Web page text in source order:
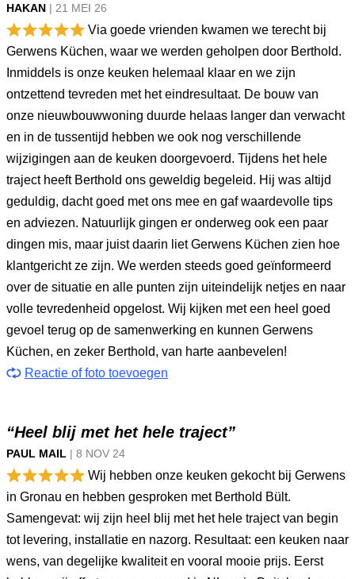
HAKAN | 21 MEI 26
Via goede vrienden kwamen we terecht bij
Gerwens Küchen, waar we werden geholpen door Berthold.
Inmiddels is onze keuken helemaal klaar en we zijn
ontzettend tevreden met het eindresultaat. De bouw van
onze nieuwbouwwoning duurde helaas langer dan verwacht
en in de tussentijd hebben we ook nog verschillende
wijzigingen aan de keuken doorgevoerd. Tijdens het hele
traject heeft Berthold ons geweldig begeleid. Hij was altijd
geduldig, dacht goed met ons mee en gaf waardevolle tips
en adviezen. Natuurlijk gingen er onderweg ook een paar
dingen mis, maar juist daarin liet Gerwens Küchen zien hoe
klantgericht ze zijn. We werden steeds goed geïnformeerd
over de situatie en alle punten zijn uiteindelijk netjes en naar
volle tevredenheid opgelost. Wij kijken met een heel goed
gevoel terug op de samenwerking en kunnen Gerwens
Küchen, en zeker Berthold, van harte aanbevelen!
Reactie of foto toevoegen
“Heel blij met het hele traject”
PAUL MAIL | 8 NOV 24
Wij hebben onze keuken gekocht bij Gerwens
in Gronau en hebben gesproken met Berthold Bült.
Samengevat: wij zijn heel blij met het hele traject van begin
tot levering, installatie en nazorg. Resultaat: een keuken naar
wens, van degelijke kwaliteit en vooral mooie prijs. Eerst